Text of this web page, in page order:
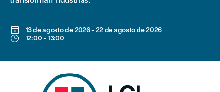
 13 de agosto de 2026- 22 de agosto de 2026
 12:00- 13:00